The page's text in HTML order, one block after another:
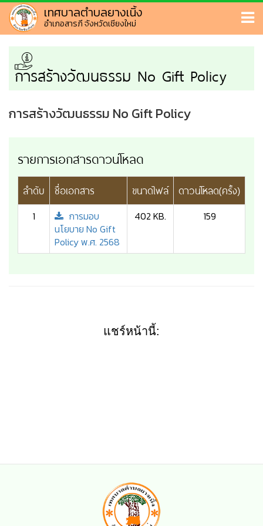
เทศบาลตำบลยางเนิ้ง
อำเภอสารภี จังหวัดเชียงใหม่
การสร้างวัฒนธรรม No Gift Policy
การสร้างวัฒนธรรม No Gift Policy
รายการเอกสารดาวน์โหลด
ลำดับ ชื่อเอกสาร ขนาดไฟล์ ดาวน์โหลด(ครั้ง)
1
การมอบ
นโยบาย No Gift
Policy พ.ศ. 2568
402 KB. 159
แชร์หน้านี้: